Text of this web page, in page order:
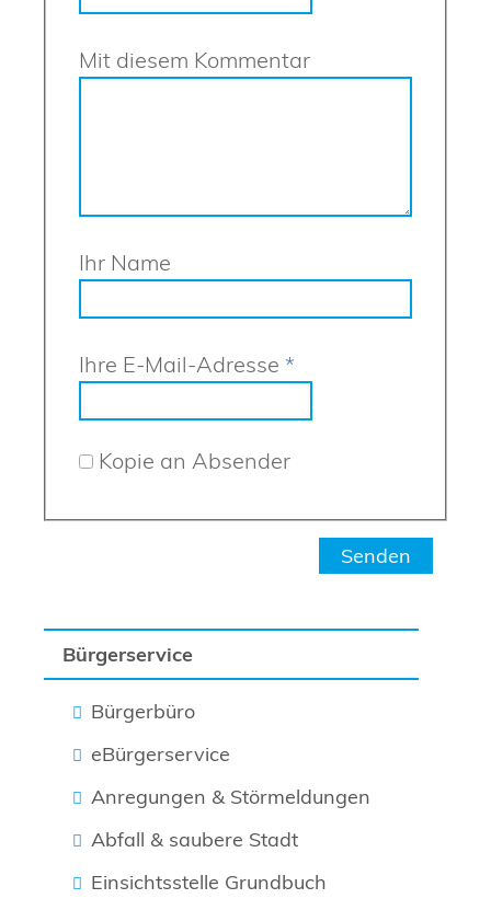
Bürgerservice
Bürgerbüro
eBürgerservice
Anregungen & Störmeldungen
Abfall & saubere Stadt
Einsichtsstelle Grundbuch
Mit diesem Kommentar
Ihr Name
Ihre E-Mail-Adresse *
Kopie an Absender